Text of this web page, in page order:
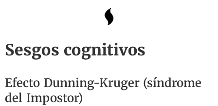
Sesgos cognitivos
Efecto Dunning-Kruger (síndrome
del Impostor)